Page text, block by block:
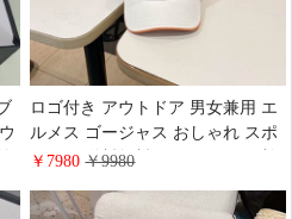
ロゴ付き アウトドア 男女兼用 エ
ルメス ゴージャス おしゃれ スポ
ーツ風 送料無料 キャスケット 棉
Hermes ベースボールキャップ 店
￥7980￥9980